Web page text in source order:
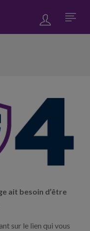
ait besoin d’être
sur le lien qui vous